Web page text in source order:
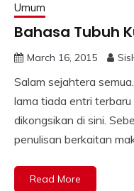
Umum
Bahasa Tubuh
March 16, 2015
Salam sejahtera
lama tiada entri
dikongsikan di sini.
penulisan berkaitan
Read More